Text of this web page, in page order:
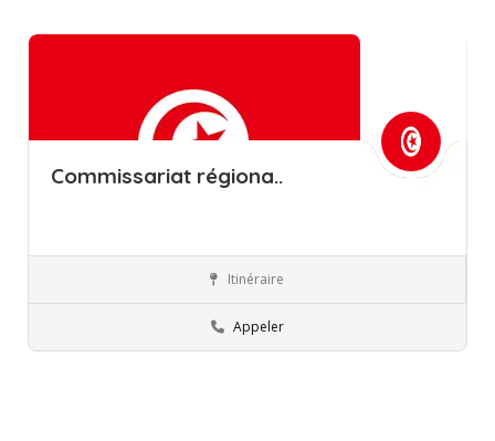
Commissariat régiona..
Commissions régionales de l’éducation
Itinéraire
Appeler